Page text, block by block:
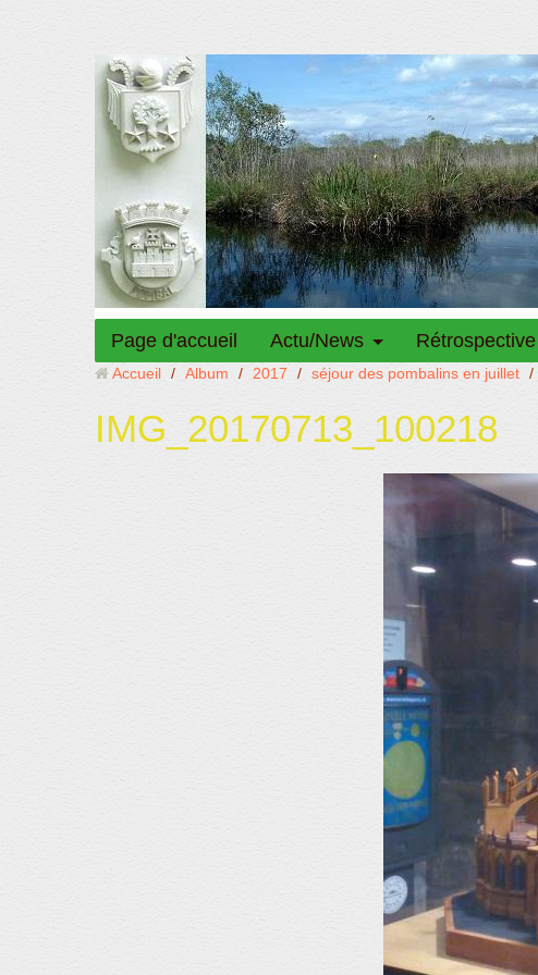
Page d'accueil Actu/News Rétrospective
Accueil / Album / 2017 / séjour des pombalins en juillet /
IMG_20170713_100218